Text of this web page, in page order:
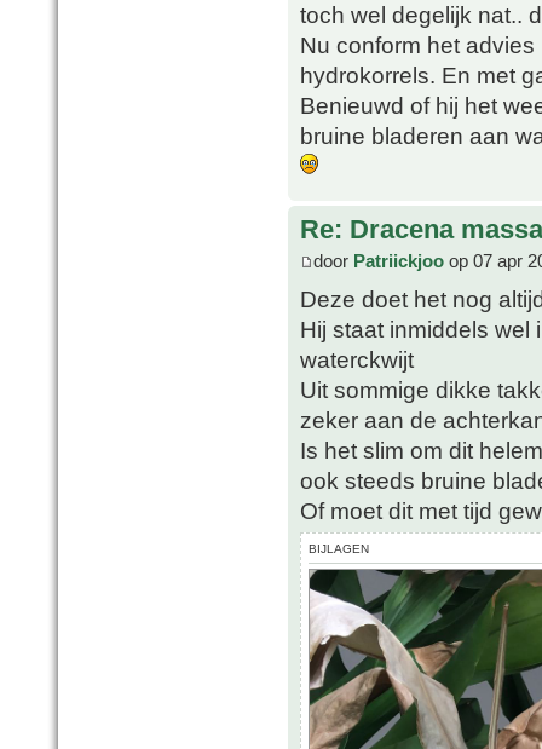
toch wel degelijk nat..
Nu conform het
hydrokorrels. En met
Benieuwd of hij het
bruine bladeren aan
Re: Dracena
door Patriickjoo op 07 apr
Deze doet het nog
Hij staat inmiddels wel
waterckwijt
Uit sommige dikke
zeker aan de
Is het slim om dit
ook steeds bruine
Of moet dit met tijd
BIJLAGEN